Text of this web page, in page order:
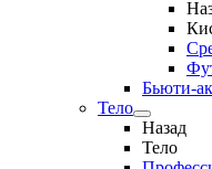
Бьюти-
Тело
Назад
Тело